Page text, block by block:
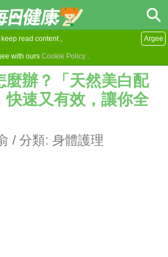
keep read content ,
with ours Cookie Policy .
Argee
麼辦？「天然美白配
快速又有效，讓你全
/ 分類: 身體護理